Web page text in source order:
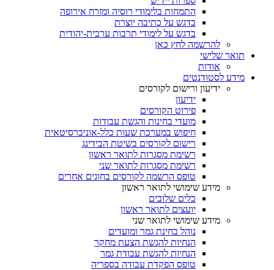
התמחות בלימודי רוסיה ומזרח אירופה
בדגש על כתיבה יוצרת
בדגש על לימודי תרבות ערבית-יהודית
להרשמה לחץ כאן
תואר שלישי
אודות
מידע לסטודנטים
ידיעון ורישום לקורסים
ידיעון
פירוט הקורסים
מועדי בחינות והגשת עבודות
חיפוש במערכת שעות כלל-אוניברסיטאית
רישום לקורסים בשיטת הבידינג
רשימת מסגרות לתואר ראשון
רשימת מסגרות לתואר שני
טופס הרשמה לקורסים בחוגים אחרים
מידע שימושי לתואר ראשון
כלים שלובים
יועצים לתואר ראשון
מידע שימושי לתואר שני
נוהל בחינת גמר ומועדים
הנחיות להגשת הצעת מחקר
הנחיות להגשת עבודת גמר
טופס הפקדת עבודה בספריה